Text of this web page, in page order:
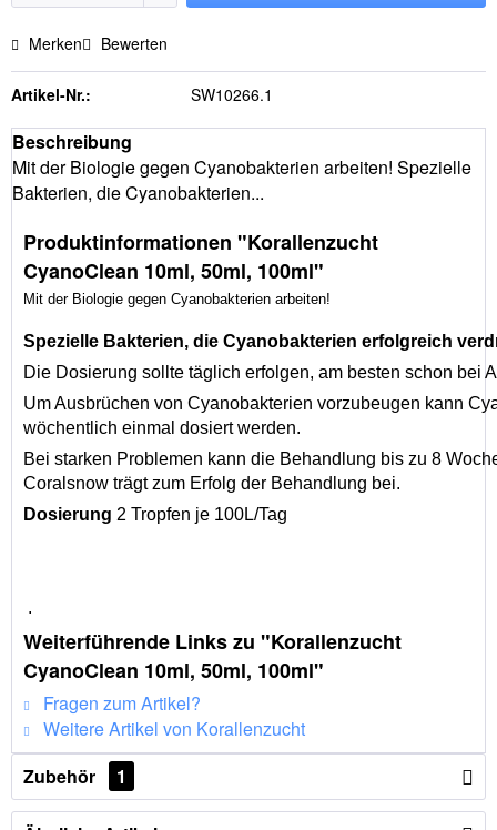
Merken Bewerten
Artikel-Nr.: SW10266.1
Beschreibung
Mit der Biologie gegen Cyanobakterien arbeiten! Spezielle
Bakterien, die Cyanobakterien...
Produktinformationen "Korallenzucht
CyanoClean 10ml, 50ml, 100ml"
Mit der Biologie gegen Cyanobakterien arbeiten!
Spezielle Bakterien, die Cyanobakterien erfolgreich
Die Dosierung sollte täglich erfolgen, am besten schon bei
Um Ausbrüchen von Cyanobakterien vorzubeugen kann
wöchentlich einmal dosiert werden.
Bei starken Problemen kann die Behandlung bis zu 8
Coralsnow trägt zum Erfolg der Behandlung bei.
Dosierung 2 Tropfen je 100L/Tag
.
Weiterführende Links zu "Korallenzucht
CyanoClean 10ml, 50ml, 100ml"
Fragen zum Artikel?
Weitere Artikel von Korallenzucht
Zubehör
1